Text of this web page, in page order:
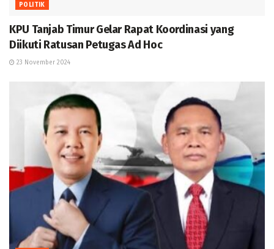
POLITIK
KPU Tanjab Timur Gelar Rapat Koordinasi yang
Diikuti Ratusan Petugas Ad Hoc
23 November 2024